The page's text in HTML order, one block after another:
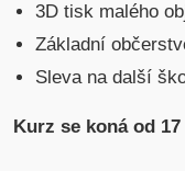
3D tisk malého
Základní
Sleva na další
Kurz se koná od